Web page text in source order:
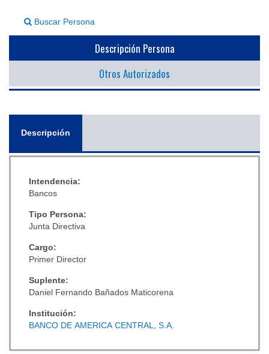
Buscar Persona
Descripción Persona
Otros Autorizados
Descripción
Intendencia:
Bancos
Tipo Persona:
Junta Directiva
Cargo:
Primer Director
Suplente:
Daniel Fernando Bañados Maticorena
Institución:
BANCO DE AMERICA CENTRAL, S.A.